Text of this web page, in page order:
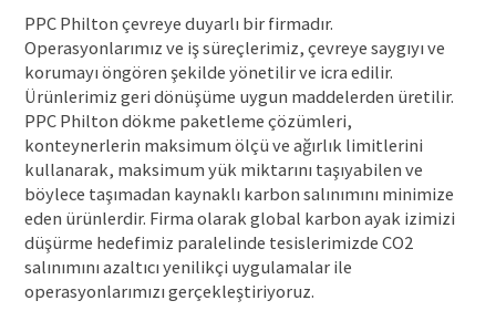
PPC Philton çevreye duyarlı bir firmadır.
Operasyonlarımız ve iş süreçlerimiz, çevreye saygıyı ve
korumayı öngören şekilde yönetilir ve icra edilir.
Ürünlerimiz geri dönüşüme uygun maddelerden üretilir.
PPC Philton dökme paketleme çözümleri,
konteynerlerin maksimum ölçü ve ağırlık limitlerini
kullanarak, maksimum yük miktarını taşıyabilen ve
böylece taşımadan kaynaklı karbon salınımını minimize
eden ürünlerdir. Firma olarak global karbon ayak izimizi
düşürme hedefimiz paralelinde tesislerimizde CO2
salınımını azaltıcı yenilikçi uygulamalar ile
operasyonlarımızı gerçekleştiriyoruz.